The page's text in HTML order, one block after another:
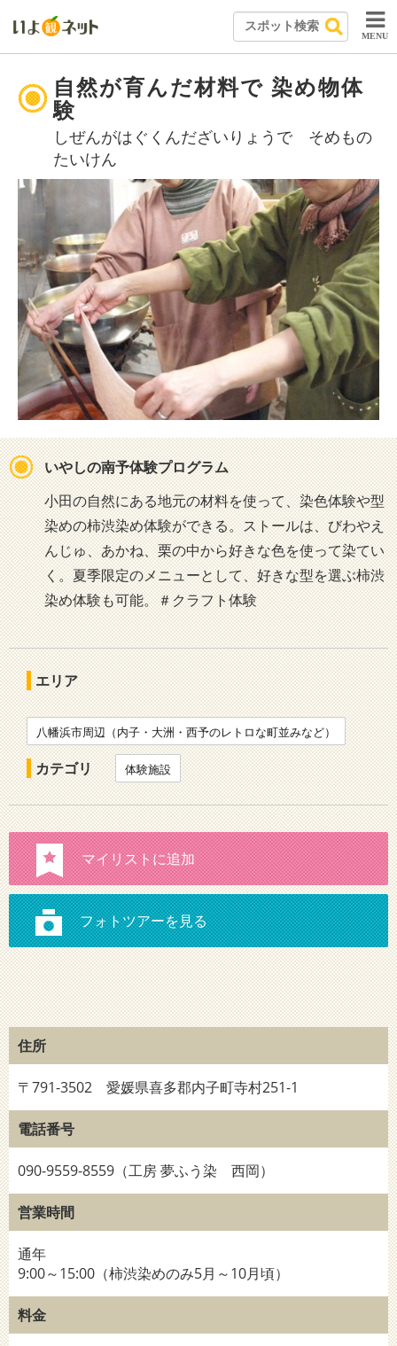
MENU
自然が育んだ材料で 染め物体
験
しぜんがはぐくんだざいりょうで そめもの
たいけん
いやしの南予体験プログラム
小田の自然にある地元の材料を使って、染色体験や型
染めの柿渋染め体験ができる。ストールは、びわやえ
んじゅ、あかね、栗の中から好きな色を使って染てい
く。夏季限定のメニューとして、好きな型を選ぶ柿渋
染め体験も可能。＃クラフト体験
エリア
八幡浜市周辺（内子・大洲・西予のレトロな町並みなど）
カテゴリ 体験施設
住所
〒791-3502 愛媛県喜多郡内子町寺村251-1
電話番号
090-9559-8559（工房 夢ふう染 西岡）
営業時間
通年
9:00～15:00（柿渋染めのみ5月～10月頃）
料金